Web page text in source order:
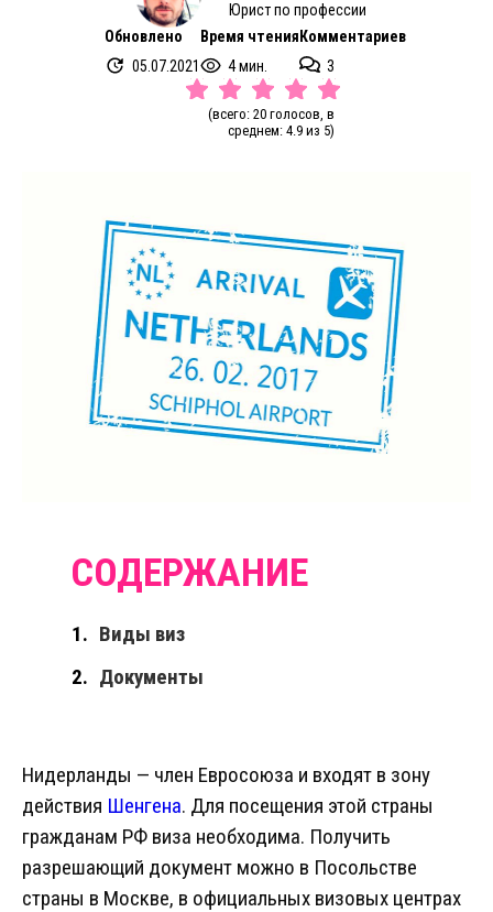
Юрист по профессии
Обновлено
05.07.2021
Время чтения
4 мин.
Комментариев
3
(всего: 20 голосов, в
среднем: 4.9 из 5)
Виды виз
Документы
Нидерланды — член Евросоюза и входят в зону
действия Шенгена. Для посещения этой страны
гражданам РФ виза необходима. Получить
разрешающий документ можно в Посольстве
страны в Москве, в официальных визовых центрах